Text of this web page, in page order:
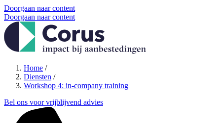
Doorgaan naar content
Doorgaan naar content
Home /
Diensten /
Workshop 4: in-company training
Bel ons voor vrijblijvend advies